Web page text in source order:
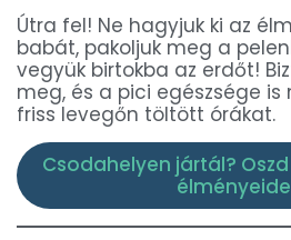
Útra fel! Ne hagyjuk ki az
babát, pakoljuk meg a
vegyük birtokba az erdőt!
meg, és a pici egészsége
friss levegőn töltött órákat.
Csodahelyen jártál?